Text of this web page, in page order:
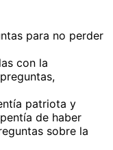
para no perder
con la
patriota y
de haber
sobre la